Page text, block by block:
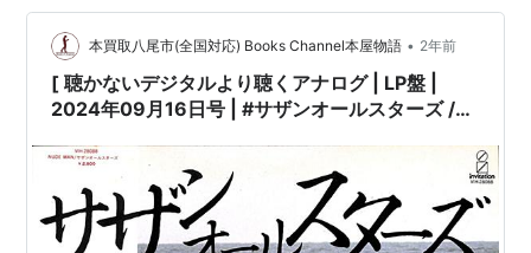
お願い申し上げます］ [ス…
本買取八尾市(全国対応) Books Channel本屋物語 • 2年前
[ 聴かないデジタルより聴くアナログ | LP盤 |
2024年09月16日号 | #サザンオールスターズ /
| インサート付き | 盤面=EX ジャケット=EX | #桑
田佳祐 原由子 他 |